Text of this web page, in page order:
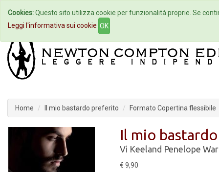
Home Autori Eventi
Home Il mio bastardo preferito Formato Copertina flessibile
Il mio
Vi Keeland Penelope
€ 9,90
Cookies:Questo sito utilizza cookie per funzionalità proprie. Se
Leggi l'informativa sui cookie OK